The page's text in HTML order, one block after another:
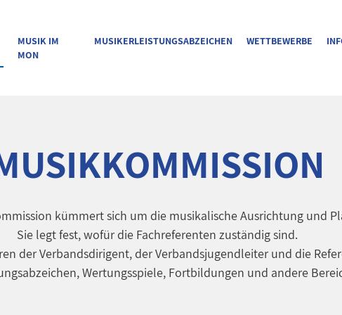
MUSIK IM
MON
MUSIKERLEISTUNGSABZEICHEN WETTBEWERBE
kümmert sich um die musikalische Ausrichtung und
Sie legt fest, wofür die Fachreferenten zuständig sind.
der Verbandsdirigent, der Verbandsjugendleiter und die
Wertungsspiele, Fortbildungen und andere